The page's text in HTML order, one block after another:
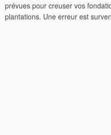
prévues pour creuser vos
plantations. Une erreur est